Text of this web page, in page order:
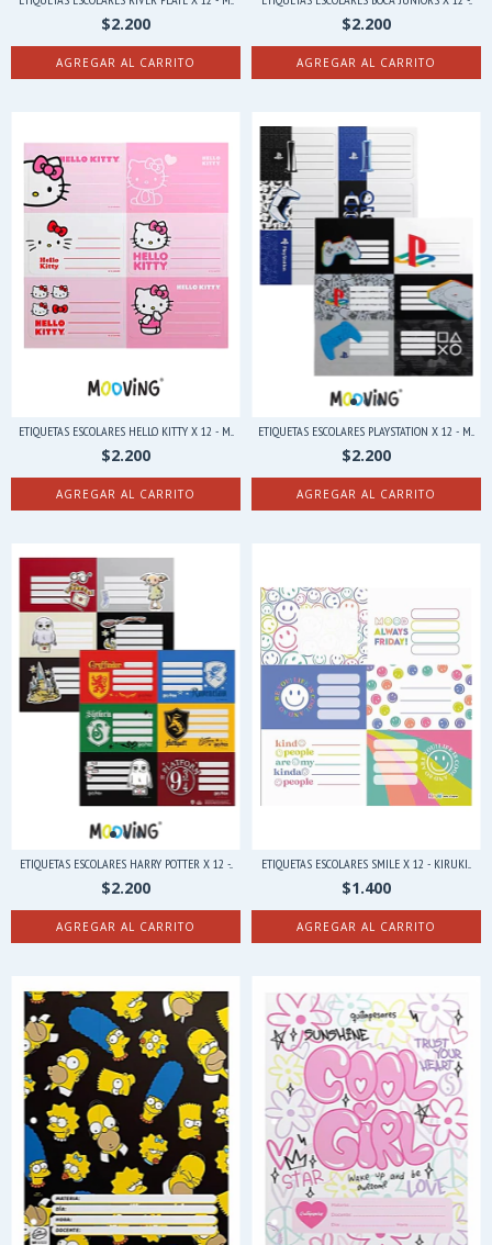
$2.200 $2.200
ETIQUETAS ESCOLARES HELLO KITTY X 12 - M...
$2.200
ETIQUETAS ESCOLARES PLAYSTATION X 12 - M...
$2.200
AGREGAR AL CARRITO
ETIQUETAS ESCOLARES HARRY POTTER X 12 -...
$2.200
AGREGAR AL CARRITO
ETIQUETAS ESCOLARES SMILE X 12 - KIRUKI...
$1.400